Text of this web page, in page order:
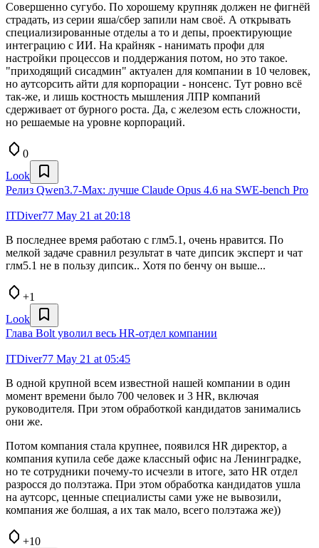
Совершенно сугубо. По хорошему крупняк должен не фигнёй
страдать, из серии яша/сбер запили нам своё. А открывать
специализированные отделы а то и депы, проектирующие
интеграцию с ИИ. На крайняк - нанимать профи для
настройки процессов и поддержания потом, но это такое.
"приходящий сисадмин" актуален для компании в 10 человек,
но аутсорсить айти для корпорации - нонсенс. Тут ровно всё
так-же, и лишь костность мышления ЛПР компаний
сдерживает от бурного роста. Да, с железом есть сложности,
но решаемые на уровне корпораций.
0
Look
Релиз Qwen3.7-Max: лучше Claude Opus 4.6 на SWE-bench Pro
ITDiver77 May 21 at 20:18
В последнее время работаю с глм5.1, очень нравится. По
мелкой задаче сравнил результат в чате дипсик эксперт и чат
глм5.1 не в пользу дипсик.. Хотя по бенчу он выше...
+1
Look
Глава Bolt уволил весь HR-отдел компании
ITDiver77 May 21 at 05:45
В одной крупной всем известной нашей компании в один
момент времени было 700 человек и 3 HR, включая
руководителя. При этом обработкой кандидатов занимались
они же.
Потом компания стала крупнее, появился HR директор, а
компания купила себе даже классный офис на Ленинградке,
но те сотрудники почему-то исчезли в итоге, зато HR отдел
разросся до полэтажа. При этом обработка кандидатов ушла
на аутсорс, ценные специалисты сами уже не вывозили,
компания же болшая, а их так мало, всего полэтажа же))
+10